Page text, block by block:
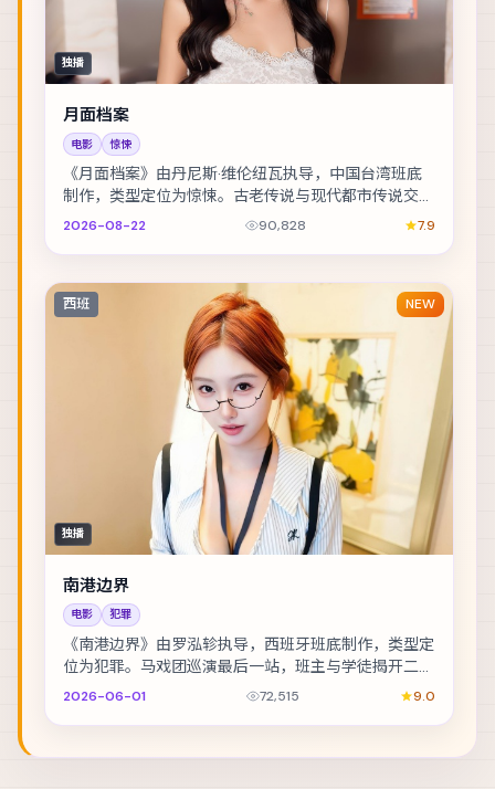
独播
月面档案
电影 惊悚
《月面档案》由丹尼斯·维伦纽瓦执导，中国台湾班底
制作，类型定位为惊悚。古老传说与现代都市传说交
织，调查记者在追稿途中身陷险境。主演包括全智贤、
2026-08-22 90,828 7.9
西班 NEW
独播
南港边界
电影 犯罪
《南港边界》由罗泓轸执导，西班牙班底制作，类型定
位为犯罪。马戏团巡演最后一站，班主与学徒揭开二十
年前的旧案。主演包括木村拓哉、李政宰、梁朝伟 等...
2026-06-01 72,515 9.0